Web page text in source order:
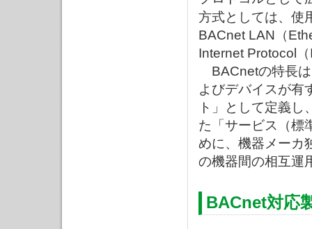
方式としては、使
BACnet LAN（
Internet Protocol
BACnetの特長は
よびデバイスが有
ト」として定義
た「サービス（標
めに、機器メーカ
の機器間の相互運
BACnet対応